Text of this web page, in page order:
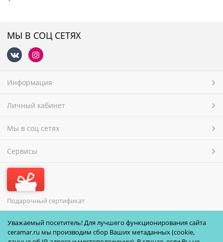
МЫ В СОЦ СЕТЯХ
Информация
Личный кабинет
Мы в соц сетях
Сервисы
Подарочный сертификат
МЫ ПРИНИМАЕМ
Уважаемый посетитель! Для лучшего функционирования сайта
ceramar.ru мы производим сбор Ваших метаданных (cookie,